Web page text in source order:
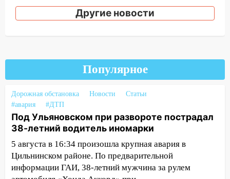
18:02 В Ульяновск едут звезды
баскетбола!
«УльяновскФармации» за махинации на
3,2 млн рублей
16:09 Ветераны легкой атлетики из
Ульяновска успешно выступили на
Чемпионате России
16:02 В Ульяновской области убрали
более 28% площадей зерновых и
зернобобовых культур
15:51 Бросила кирпич в жену брата: в
Другие новости
Популярное
Дорожная обстановка Новости
Статьи
#авария
#ДТП
Под Ульяновском при развороте пострадал
38-летний водитель иномарки
5 августа в 16:34 произошла крупная авария в
Цильнинском районе. По предварительной
информации ГАИ, 38-летний мужчина за рулем